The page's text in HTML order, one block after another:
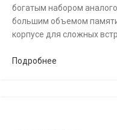
богатым набором
большим объемом
корпусе для сложных
Подробнее